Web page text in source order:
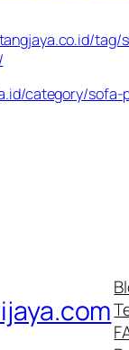
tag/
category/sofa-